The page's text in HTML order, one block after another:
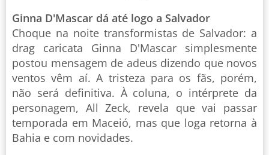
Ginna D'Mascar dá até logo a Salvador
Choque na noite transformistas de Salvador: a
drag caricata Ginna D'Mascar simplesmente
postou mensagem de adeus dizendo que novos
ventos vêm aí. A tristeza para os fãs, porém,
não será definitiva. À coluna, o intérprete da
personagem, All Zeck, revela que vai passar
temporada em Maceió, mas que loga retorna à
Bahia e com novidades.